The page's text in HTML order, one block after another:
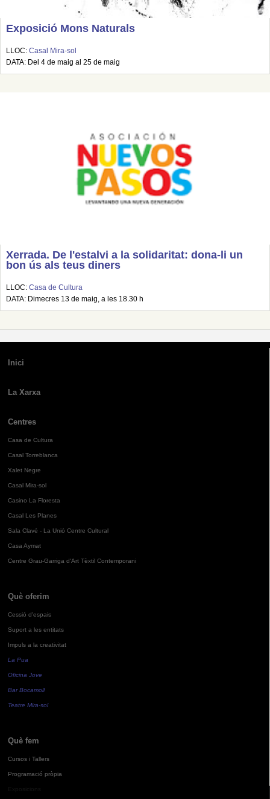
Exposició Mons Naturals
LLOC: Casal Mira-sol
DATA: Del 4 de maig al 25 de maig
Xerrada. De l'estalvi a la solidaritat: dona-li un
bon ús als teus diners
LLOC: Casa de Cultura
DATA: Dimecres 13 de maig, a les 18.30 h
Inici
La Xarxa
Centres
Casa de Cultura
Casal Torreblanca
Xalet Negre
Casal Mira-sol
Casino La Floresta
Casal Les Planes
Sala Clavé - La Unió Centre Cultural
Casa Aymat
Centre Grau-Garriga d'Art Tèxtil Contemporani
Què oferim
Cessió d'espais
Suport a les entitats
Impuls a la creativitat
La Pua
Oficina Jove
Bar Bocamoll
Teatre Mira-sol
Què fem
Cursos i Tallers
Programació pròpia